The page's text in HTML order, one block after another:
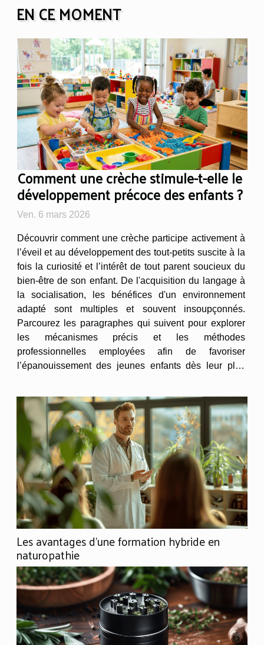
EN CE MOMENT
Comment une crèche stimule-t-elle le
développement précoce des enfants ?
Ven. 6 mars 2026
Découvrir comment une crèche participe activement à
l’éveil et au développement des tout-petits suscite à la
fois la curiosité et l’intérêt de tout parent soucieux du
bien-être de son enfant. De l'acquisition du langage à
la socialisation, les bénéfices d'un environnement
adapté sont multiples et souvent insoupçonnés.
Parcourez les paragraphes qui suivent pour explorer
les mécanismes précis et les méthodes
professionnelles employées afin de favoriser
l’épanouissement des jeunes enfants dès leur plus
Les avantages d'une formation hybride en
naturopathie